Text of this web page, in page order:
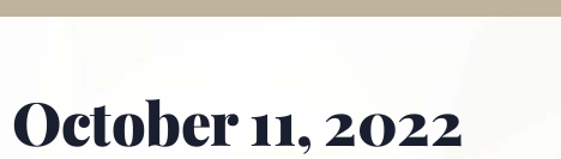
October 11, 2022